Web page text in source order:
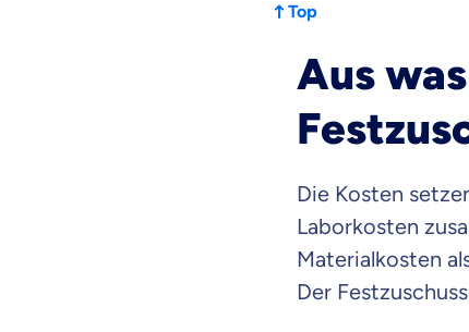
Top
Aus
Die Kosten
Laborkosten
Materialkosten
Der
Mit dem Abschicken